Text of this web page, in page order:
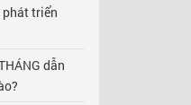
phát triển
dẫn